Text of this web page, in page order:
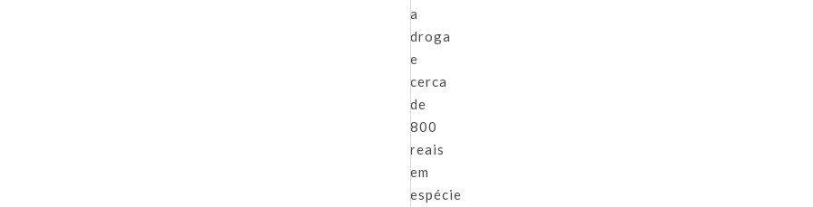
a
droga
e
cerca
de
800
reais
em
espécie